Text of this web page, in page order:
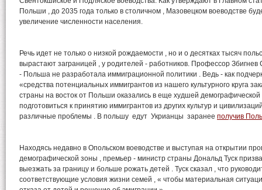
Польши , до 2035 года только в столичном , Мазовецком воеводстве
увеличение численности населения.
Речь идет не только о низкой рождаемости , но и о десятках тысяч
вырастают заграницей , у родителей - работников. Профессор
- Польша не разработала иммиграционной политики . Ведь - как
«средства потенциальных иммигрантов из нашего культурного круга
страны на восток от Польши оказались в еще худшей демографической
подготовиться к принятию иммигрантов из других культур и
различные проблемы . В польшу едут Укрианцы заранее получив
Находясь недавно в Опольском воеводстве и выступая на открытии
демографической зоны , премьер - министр страны Дональд Туск
выезжать за границу и больше рожать детей . Туск сказал , что
соответствующие условия жизни семей , « чтобы материальная